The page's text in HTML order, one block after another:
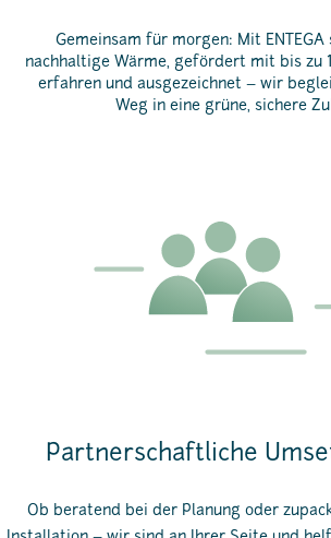
Gemeinsam für morgen: Mit ENTEGA
nachhaltige Wärme, gefördert mit bis zu
erfahren und ausgezeichnet – wir
Weg in eine grüne, sichere
Partnerschaftliche
Ob beratend bei der Planung oder